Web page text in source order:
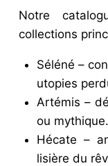
Notre
collections
Séléné –
utopies
Artémis –
ou mythique.
Hécate –
lisière du